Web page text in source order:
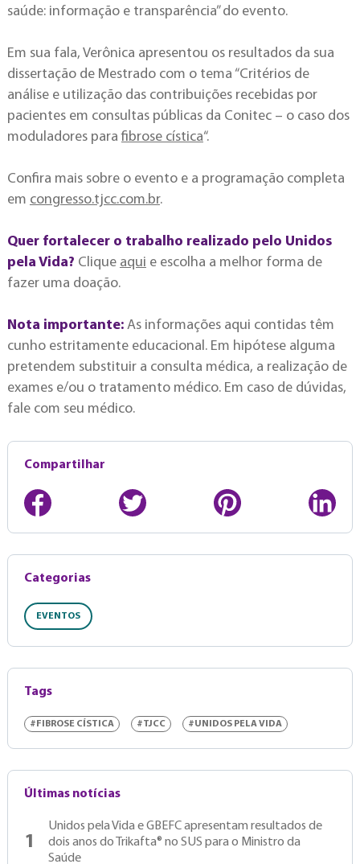
saúde: informação e transparência” do evento.
Em sua fala, Verônica apresentou os resultados da sua
dissertação de Mestrado com o tema “Critérios de
análise e utilização das contribuições recebidas por
pacientes em consultas públicas da Conitec – o caso dos
moduladores parafibrose cística“.
Confira mais sobre o evento e a programação completa
em congresso.tjcc.com.br.
Quer fortalecer o trabalho realizado pelo Unidos
pela Vida? Clique aqui e escolha a melhor forma de
fazer uma doação.
Nota importante:As informações aqui contidas têm
cunho estritamente educacional. Em hipótese alguma
pretendem substituir a consulta médica, a realização de
exames e/ou o tratamento médico. Em caso de dúvidas,
fale com seu médico.
Compartilhar
Categorias
EVENTOS
Tags
#FIBROSE CÍSTICA #TJCC #UNIDOS PELA VIDA
Últimas notícias
1
Unidos pela Vida e GBEFC apresentam resultados de
dois anos do Trikafta® no SUS para o Ministro da
Saúde